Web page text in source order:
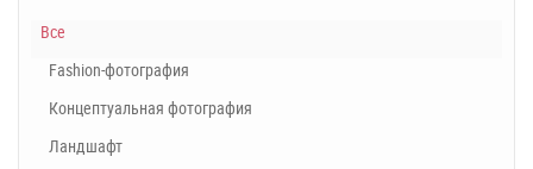
Все
Fashion-фотография
Концептуальная фотография
Ландшафт